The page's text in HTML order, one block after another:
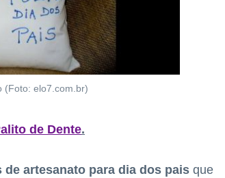
(Foto: elo7.com.br)
de Dente.
de artesanato para dia dos pais que